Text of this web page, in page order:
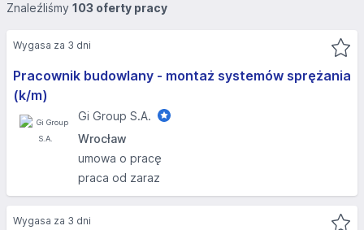
Znaleźliśmy 103 oferty pracy
Pracownik budowlany - montaż systemów sprężania
(k/m)
Gi Group S.A.
Wrocław
umowa o pracę
praca od zaraz
Wygasa za 3 dni
Wygasa za 3 dni